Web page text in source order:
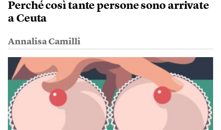
Perché così tante persone sono arrivate
a Ceuta
Annalisa Camilli